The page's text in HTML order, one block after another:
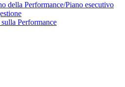
della Performance/Piano esecutivo
Performance